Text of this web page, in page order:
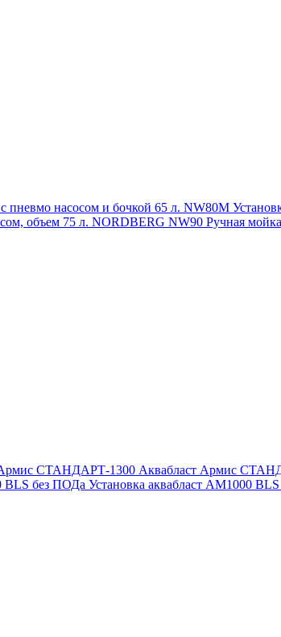
пневмо насосом и бочкой 65 л. NW80M
объем 75 л. NORDBERG NW90 Ручная
Армис СТАНДАРТ-1300 Аквабласт Армис
BLS без ПОДа Установка аквабласт AM1000